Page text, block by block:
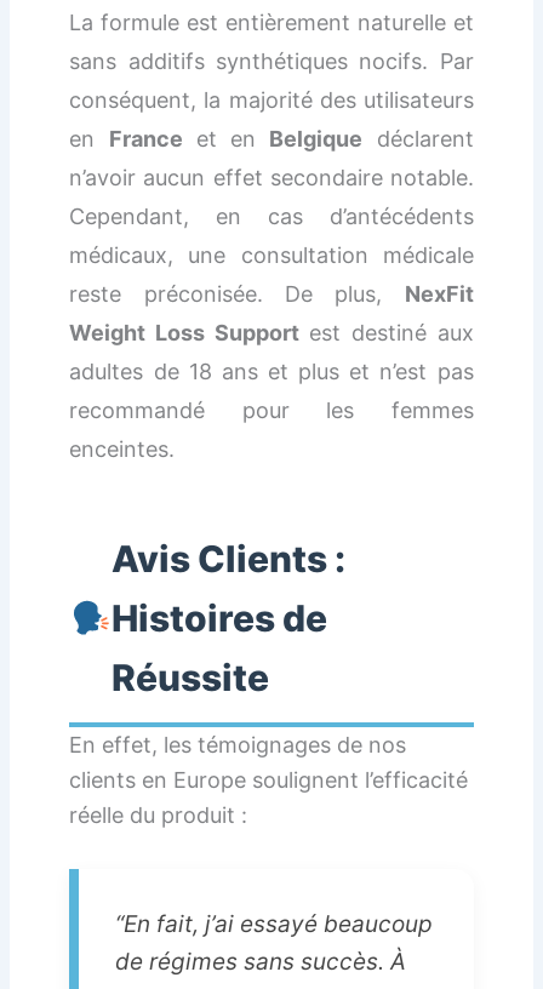
La formule est entièrement naturelle et
sans additifs synthétiques nocifs. Par
conséquent, la majorité des utilisateurs
en France et en Belgique déclarent
n’avoir aucun effet secondaire notable.
Cependant, en cas d’antécédents
médicaux, une consultation médicale
reste préconisée. De plus, NexFit
Weight Loss Supportest destiné aux
adultes de 18 ans et plus et n’est pas
recommandé pour les femmes
enceintes.
Avis Clients :
Histoires de
Réussite
En effet, les témoignages de nos
clients en Europe soulignent l’efficacité
réelle du produit :
“En fait, j’ai essayé beaucoup
de régimes sans succès. À